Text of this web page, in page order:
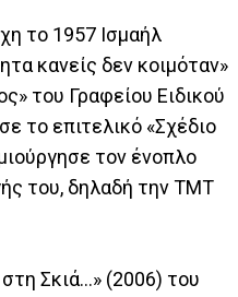
το 1957 Ισμαήλ
κανείς δεν κοιμόταν»
του Γραφείου Ειδικού
το επιτελικό «Σχέδιο
τον ένοπλο
του, δηλαδή την ΤΜΤ
Σκιά…» (2006) του